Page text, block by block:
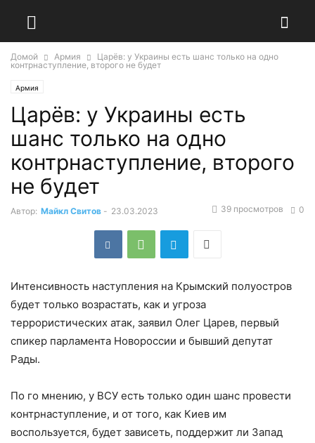
Домой Армия
Царёв: у Украины есть шанс только на одно
контрнаступление, второго не будет
Армия
Царёв: у Украины есть
шанс только на одно
контрнаступление, второго
не будет
Автор: Майкл Свитов - 23.03.2023 0
39 просмотров
Интенсивность наступления на Крымский полуостров
будет только возрастать, как и угроза
террористических атак, заявил Олег Царев, первый
спикер парламента Новороссии и бывший депутат
Рады.
По го мнению, у ВСУ есть только один шанс провести
контрнаступление, и от того, как Киев им
воспользуется, будет зависеть, поддержит ли Запад